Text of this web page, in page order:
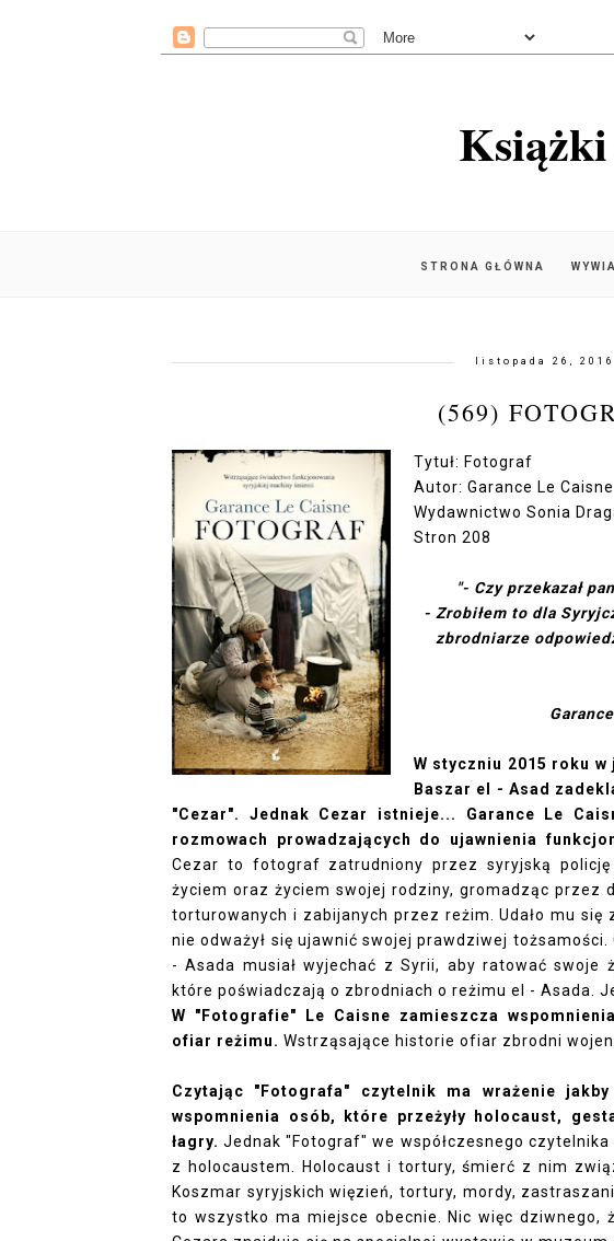
STRONA GŁÓWNA
listopada 26, 2016
(569)
Tytuł: Fotograf
Autor: Garance Le Caisne
Wydawnictwo Sonia
Stron 208
"- Czy przekazał
- Zrobiłem to dla
zbrodniarze
W styczniu 2015 roku
Baszar el - Asad
"Cezar". Jednak Cezar istnieje... Garance Le
rozmowach prowadzających do ujawnienia
Cezar to fotograf zatrudniony przez syryjską policję
życiem oraz życiem swojej rodziny, gromadząc przez
torturowanych i zabijanych przez reżim. Udało mu
nie odważył się ujawnić swojej prawdziwej
- Asada musiał wyjechać z Syrii, aby ratować swoje
które poświadczają o zbrodniach o reżimu el - Asada.
W "Fotografie" Le Caisne zamieszcza
ofiar reżimu. Wstrząsające historie ofiar zbrodni
Czytając "Fotografa" czytelnik ma wrażenie
wspomnienia osób, które przeżyły holocaust,
łagry. Jednak "Fotograf" we współczesnego
z holocaustem. Holocaust i tortury, śmierć z nim
Koszmar syryjskich więzień, tortury, mordy,
to wszystko ma miejsce obecnie. Nic więc dziwnego,